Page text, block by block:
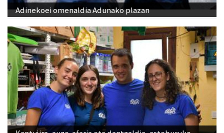
Kantujira, auzo-afaria eta dantzaldia, asteburuko
ospakizunei ekiteko